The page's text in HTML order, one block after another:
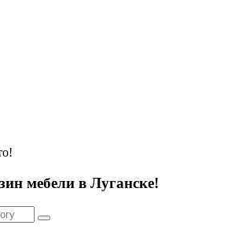
мебели в Луганске!